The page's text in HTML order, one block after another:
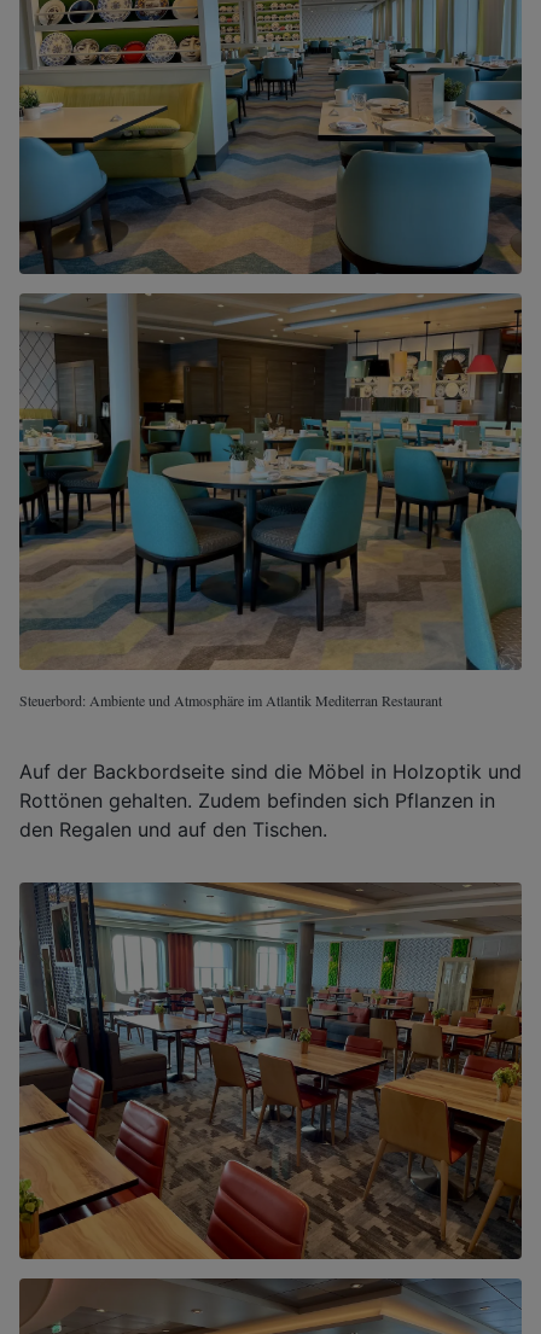
Steuerbord: Ambiente und Atmosphäre im Atlantik Mediterran Restaurant
Auf der Backbordseite sind die Möbel in Holzoptik und
Rottönen gehalten. Zudem befinden sich Pflanzen in
den Regalen und auf den Tischen.